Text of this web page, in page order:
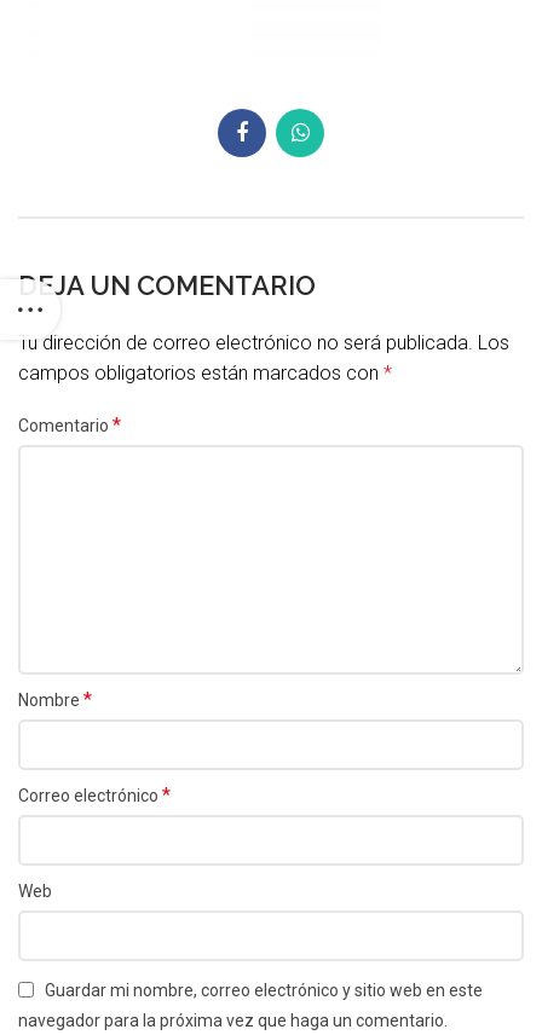
DEJA UN COMENTARIO
Tu dirección de correo electrónico no será publicada. Los
campos obligatorios están marcados con *
Comentario *
Nombre *
Correo electrónico *
Web
Guardar mi nombre, correo electrónico y sitio web en este
navegador para la próxima vez que haga un comentario.